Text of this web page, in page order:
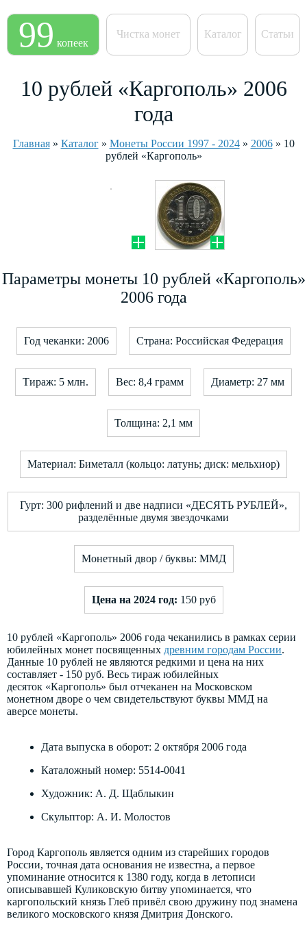
99 копеек
Чистка монет Каталог Статьи
10 рублей «Каргополь» 2006
года
Главная» Каталог» Монеты России 1997 - 2024» 2006» 10
рублей «Каргополь»
Параметры монеты 10 рублей «Каргополь»
2006 года
Год чеканки: 2006 Страна: Российская Федерация
Тираж: 5 млн. Вес: 8,4 грамм Диаметр: 27 мм
Толщина: 2,1 мм
Материал: Биметалл (кольцо: латунь; диск: мельхиор)
Гурт: 300 рифлений и две надписи «ДЕСЯТЬ РУБЛЕЙ»,
разделённые двумя звездочками
Монетный двор / буквы: ММД
Цена на 2024 год: 150 руб
10 рублей «Каргополь» 2006 года чеканились в рамках серии
юбилейных монет посвященных древним городам России.
Данные 10 рублей не являются редкими и цена на них
составляет - 150 руб. Весь тираж юбилейных
десяток «Каргополь» был отчеканен на Московском
монетном дворе о чем свидетельствуют буквы ММД на
аверсе монеты.
Дата выпуска в оборот: 2 октября 2006 года
Каталожный номер: 5514-0041
Художник: А. Д. Щаблыкин
Скульптор: А. И. Молостов
Город Каргополь является одним из старейших городов
России, точная дата основания не известна, а первое
упоминание относится к 1380 году, когда в летописи
описывавшей Куликовскую битву упоминается, что
каргопольский князь Глеб привёл свою дружину под знамена
великого московского князя Дмитрия Донского.